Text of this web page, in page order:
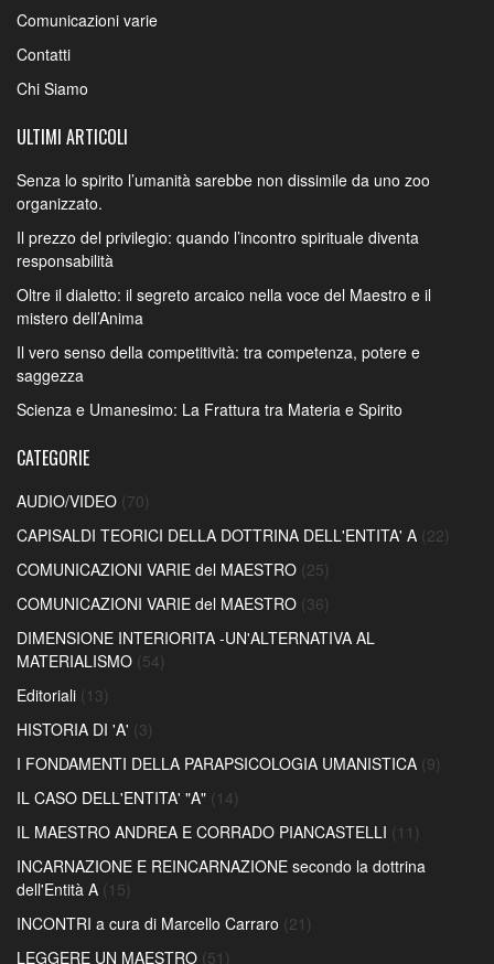
Comunicazioni varie
Contatti
Chi Siamo
ULTIMI ARTICOLI
Senza lo spirito l’umanità sarebbe non dissimile da uno zoo
organizzato.
Il prezzo del privilegio: quando l’incontro spirituale diventa
responsabilità
Oltre il dialetto: il segreto arcaico nella voce del Maestro e il
mistero dell’Anima
Il vero senso della competitività: tra competenza, potere e
saggezza
Scienza e Umanesimo: La Frattura tra Materia e Spirito
CATEGORIE
AUDIO/VIDEO (70)
CAPISALDI TEORICI DELLA DOTTRINA DELL'ENTITA' A (22)
COMUNICAZIONI VARIE del MAESTRO (25)
COMUNICAZIONI VARIE del MAESTRO (36)
DIMENSIONE INTERIORITA -UN'ALTERNATIVA AL
MATERIALISMO (54)
Editoriali (13)
HISTORIA DI 'A' (3)
I FONDAMENTI DELLA PARAPSICOLOGIA UMANISTICA (9)
IL CASO DELL'ENTITA' "A" (14)
IL MAESTRO ANDREA E CORRADO PIANCASTELLI (11)
INCARNAZIONE E REINCARNAZIONE secondo la dottrina
dell'Entità A (15)
INCONTRI a cura di Marcello Carraro (21)
LEGGERE UN MAESTRO (51)